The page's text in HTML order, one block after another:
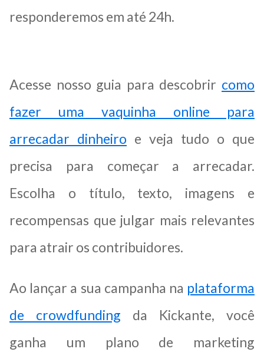
responderemos em até 24h.
Acesse nosso guia para descobrir como
fazer uma vaquinha online para
arrecadar dinheiro e veja tudo o que
precisa para começar a arrecadar.
Escolha o título, texto, imagens e
recompensas que julgar mais relevantes
para atrair os contribuidores.
Ao lançar a sua campanha na plataforma
de crowdfunding da Kickante, você
ganha um plano de marketing